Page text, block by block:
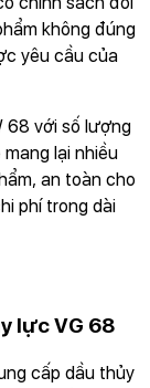
không đúng
yêu cầu của
68 với số lượng
lại nhiều
an toàn cho
phí trong dài
lực VG 68
cấp dầu thủy